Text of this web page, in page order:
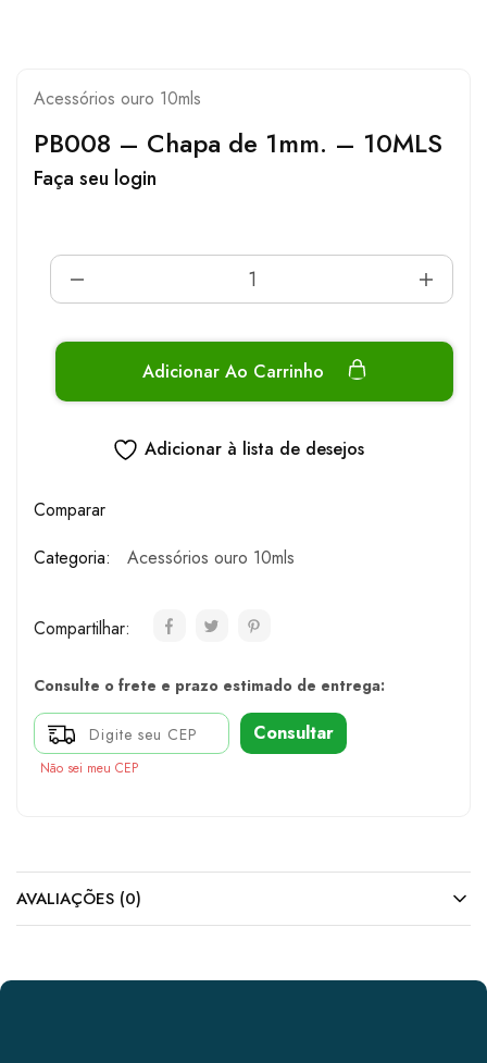
Acessórios ouro 10mls
PB008 – Chapa de 1mm. – 10MLS
Faça seu login
Adicionar Ao Carrinho
Adicionar à lista de desejos
Comparar
Categoria:
Acessórios ouro 10mls
Compartilhar:
Consulte o frete e prazo estimado de entrega:
Consultar
Não sei meu CEP
AVALIAÇÕES (0)